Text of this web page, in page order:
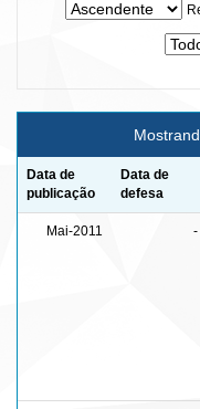
Data de
publicação
Data de
defesa
Mai-2011 -